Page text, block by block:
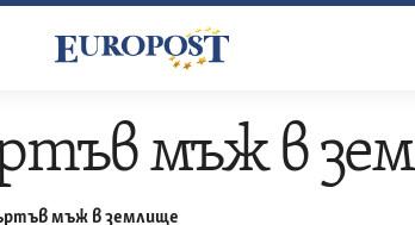
мъж в
мъж в землище